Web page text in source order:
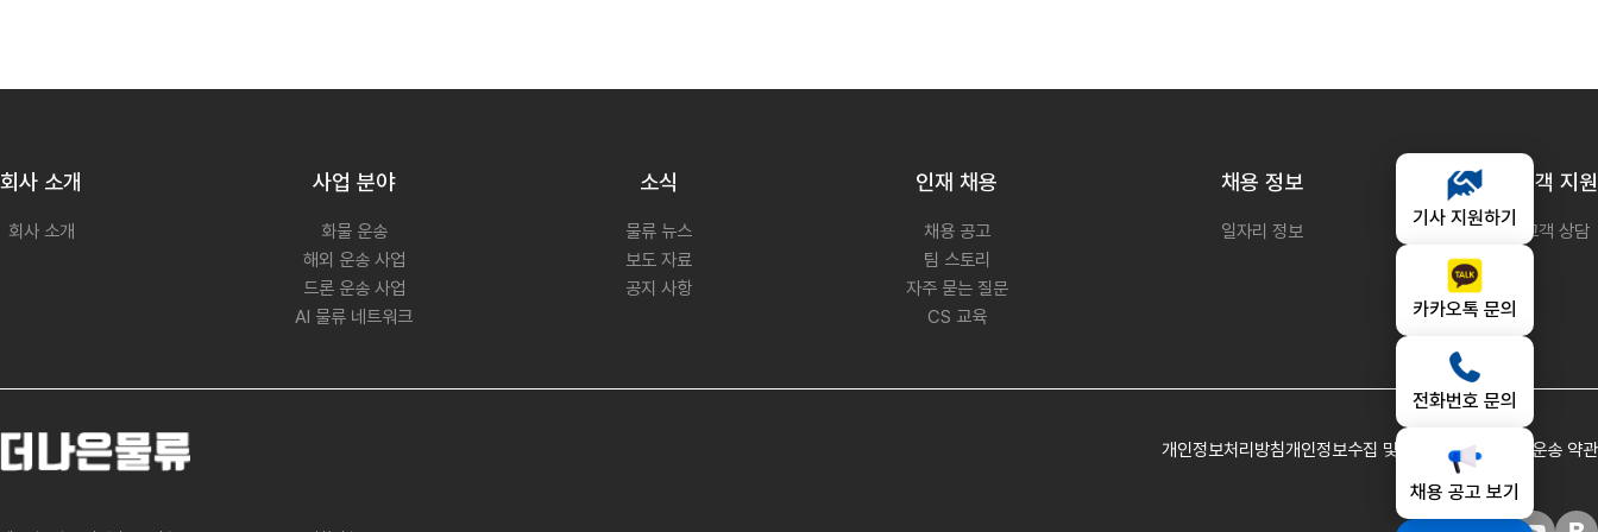
회사 소개
회사 소개
사업 분야
화물 운송
해외 운송 사업
드론 운송 사업
AI 물류 네트워크
소식
물류 뉴스
보도 자료
공지 사항
인재 채용
채용 공고
팀 스토리
자주 묻는 질문
CS 교육
채용 정보
일자리 정보
고객 지원
고객 상담
개인정보처리방침개인정보수집 및 이용동의이용 약관 운송 약관
기사 지원하기
카카오톡 문의
전화번호 문의
채용 공고 보기